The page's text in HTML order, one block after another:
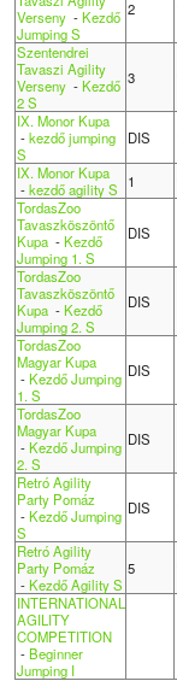
Verseny-Kezdő
Jumping S
2
Szentendrei
Tavaszi Agility
Verseny-Kezdő
2 S
3
IX. Monor Kupa
-kezdő jumping
S
DIS
IX. Monor Kupa
-kezdő agility S 1
TordasZoo
Tavaszköszöntő
Kupa-Kezdő
Jumping 1. S
DIS
TordasZoo
Tavaszköszöntő
Kupa-Kezdő
Jumping 2. S
DIS
TordasZoo
Magyar Kupa
-Kezdő Jumping
1. S
DIS
TordasZoo
Magyar Kupa
-Kezdő Jumping
2. S
DIS
Retró Agility
Party Pomáz
-Kezdő Jumping
S
DIS
Retró Agility
Party Pomáz
-Kezdő Agility S
5
INTERNATIONAL
AGILITY
COMPETITION
-Beginner
Jumping I